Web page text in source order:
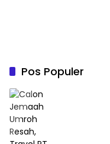
Pos Populer